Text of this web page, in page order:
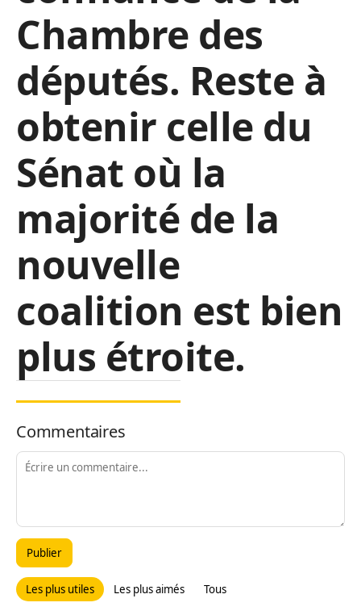
Chambre des
députés. Reste à
obtenir celle du
Sénat où la
majorité de la
nouvelle
coalition est bien
plus étroite.
Commentaires
Publier
Les plus utiles Les plus aimés Tous